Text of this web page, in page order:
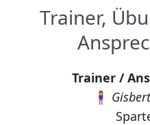
Trainer,
Trainer /
🧍‍♀️